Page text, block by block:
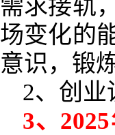
需求接轨
场变化的
意识，锻
2、 创业
3、 2025